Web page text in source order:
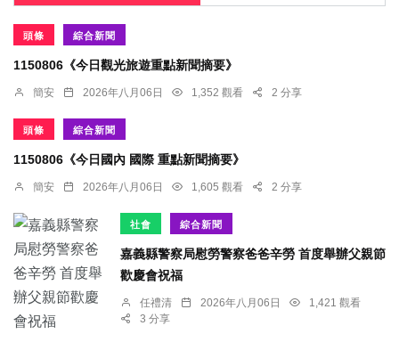
頭條 綜合新聞
1150806《今日觀光旅遊重點新聞摘要》
簡安 2026年八月06日 1,352 觀看 2 分享
頭條 綜合新聞
1150806《今日國內 國際 重點新聞摘要》
簡安 2026年八月06日 1,605 觀看 2 分享
社會 綜合新聞
嘉義縣警察局慰勞警察爸爸辛勞 首度舉辦父親節
歡慶會祝福
任禮清 2026年八月06日
1,421 觀看
3 分享